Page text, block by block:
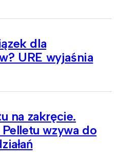
dla
URE wyjaśnia
na zakręcie.
Pelletu wzywa do